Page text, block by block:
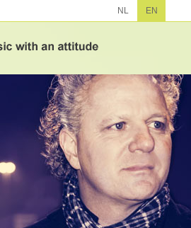
NL EN